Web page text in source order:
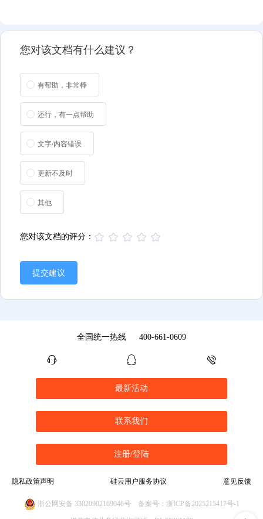
您对该文档有什么建议？
有帮助，非常棒
还行，有一点帮助
文字/内容错误
更新不及时
其他
您对该文档的评分：
提交建议
全国统一热线 400-661-0609
最新活动
联系我们
注册/登陆
隐私政策声明 硅云用户服务协议 意见反馈
浙公网安备 33020902169046号 备案号：浙ICP备2025215417号-1